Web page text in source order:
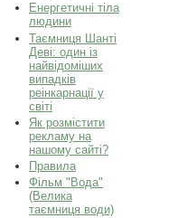
Енергетичні тіла
людини
Таємниця Шанті
Деві: один із
найвідоміших
випадків
реінкарнації у
світі
Як розмістити
рекламу на
нашому сайті?
Правила
Фільм "Вода"
(Велика
таємниця води)